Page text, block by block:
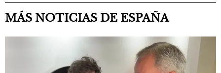
MÁS NOTICIAS DE ESPAÑA